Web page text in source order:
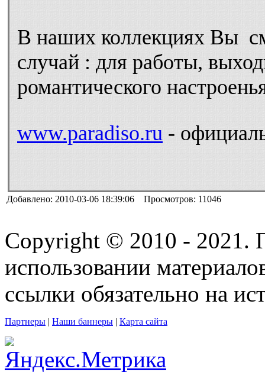
В наших коллекциях Вы
случай : для работы,
романтического
www.paradiso.ru -
Добавлено: 2010-03-06 18:39:06 Просмотров: 11046
Copyright © 2010 - 2021.
использовании
ссылки обязательно на
Партнеры | Наши баннеры | Карта сайта